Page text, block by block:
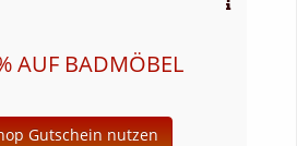
AUF BADMÖBEL
Gutschein nutzen